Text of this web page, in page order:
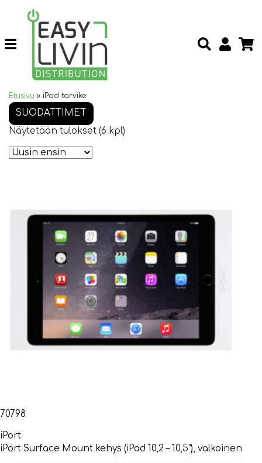
Etusivu » iPad tarvike
SUODATTIMET
Näytetään tulokset (6 kpl)
70798
iPort
iPort Surface Mount kehys (iPad 10,2 – 10,5”), valkoinen